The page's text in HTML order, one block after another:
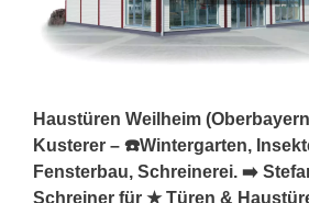
Haustüren Weilheim
Kusterer – ☎️Wintergarten,
Fensterbau, Schreinerei. ➡️
Schreiner für ★ Türen &